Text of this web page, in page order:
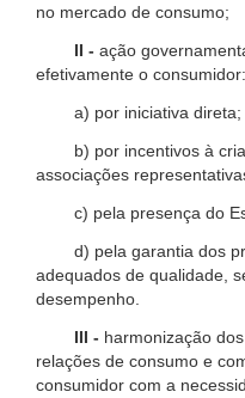
no mercado de consumo;
II - ação
efetivamente o consumidor:
a) por iniciativa direta;
b) por incentivos à
associações
c) pela presença do
d) pela garantia dos
adequados de qualidade,
desempenho.
III - harmonização
relações de consumo e
consumidor com a